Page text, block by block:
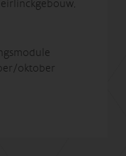
oktober